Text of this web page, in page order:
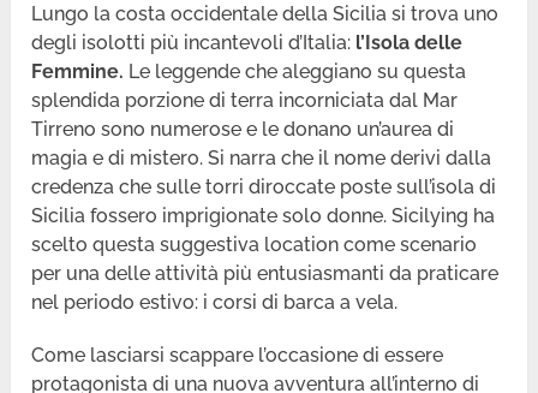
Lungo la costa occidentale della Sicilia si trova uno
degli isolotti più incantevoli d’Italia: l’Isola delle
Femmine. Le leggende che aleggiano su questa
splendida porzione di terra incorniciata dal Mar
Tirreno sono numerose e le donano un’aurea di
magia e di mistero. Si narra che il nome derivi dalla
credenza che sulle torri diroccate poste sull’isola di
Sicilia fossero imprigionate solo donne. Sicilying ha
scelto questa suggestiva location come scenario
per una delle attività più entusiasmanti da praticare
nel periodo estivo: i corsi di barca a vela.
Come lasciarsi scappare l’occasione di essere
protagonista di una nuova avventura all’interno di